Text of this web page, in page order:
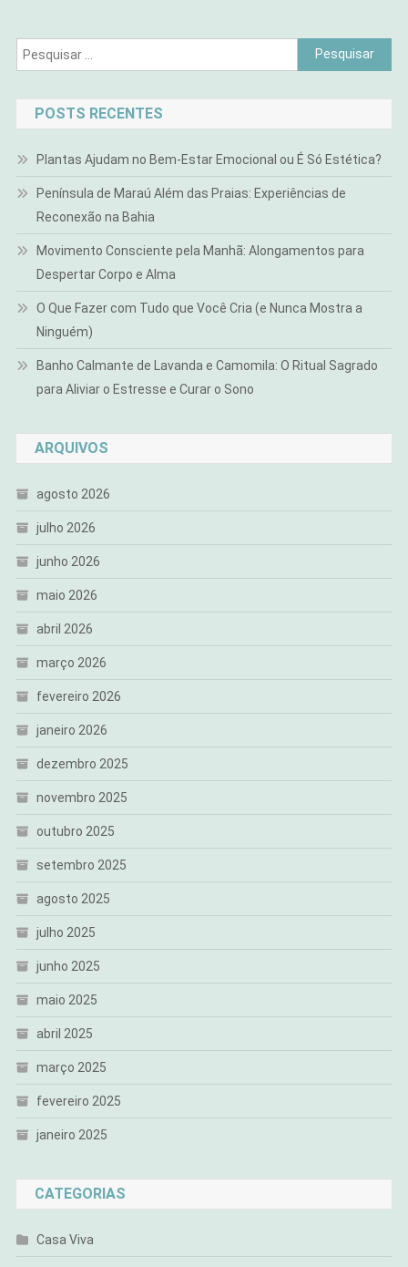
Pesquisar
por:
POSTS RECENTES
Plantas Ajudam no Bem-Estar Emocional ou É Só Estética?
Península de Maraú Além das Praias: Experiências de
Reconexão na Bahia
Movimento Consciente pela Manhã: Alongamentos para
Despertar Corpo e Alma
O Que Fazer com Tudo que Você Cria (e Nunca Mostra a
Ninguém)
Banho Calmante de Lavanda e Camomila: O Ritual Sagrado
para Aliviar o Estresse e Curar o Sono
ARQUIVOS
agosto 2026
julho 2026
junho 2026
maio 2026
abril 2026
março 2026
fevereiro 2026
janeiro 2026
dezembro 2025
novembro 2025
outubro 2025
setembro 2025
agosto 2025
julho 2025
junho 2025
maio 2025
abril 2025
março 2025
fevereiro 2025
janeiro 2025
CATEGORIAS
Casa Viva